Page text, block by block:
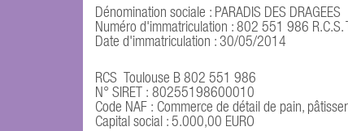
Dénomination sociale : PARADIS DES DRAGEES
Numéro d'immatriculation : 802 551 986 R.C.S.
Date d'immatriculation : 30/05/2014
RCS Toulouse B 802 551 986
N° SIRET : 80255198600010
Code NAF : Commerce de détail de pain,
Capital social : 5.000,00 EURO